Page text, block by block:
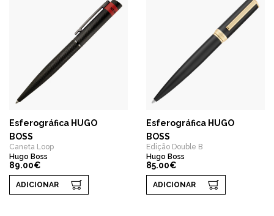
Esferográfica HUGO
BOSS
Caneta Loop
Hugo Boss
89.00€
ADICIONAR
Esferográfica HUGO
BOSS
Edição Double B
Hugo Boss
85.00€
ADICIONAR